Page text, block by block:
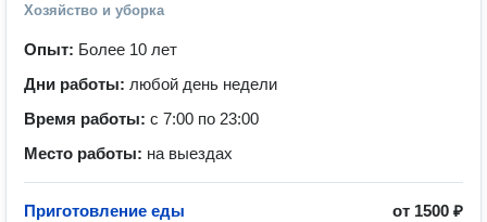
Хозяйство и уборка
Опыт: Более 10 лет
Дни работы: любой день недели
Время работы: с 7:00 по 23:00
Место работы: на выездах
от 1500 ₽
Приготовление еды